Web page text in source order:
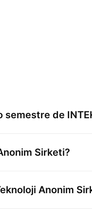
semestre de
Sirketi?
Anonim